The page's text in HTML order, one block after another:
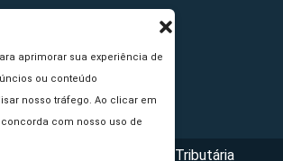
aprimorar sua experiência de
ou conteúdo
nosso tráfego. Ao clicar em
concorda com nosso uso de
2026 - Portal da Reforma Tributária